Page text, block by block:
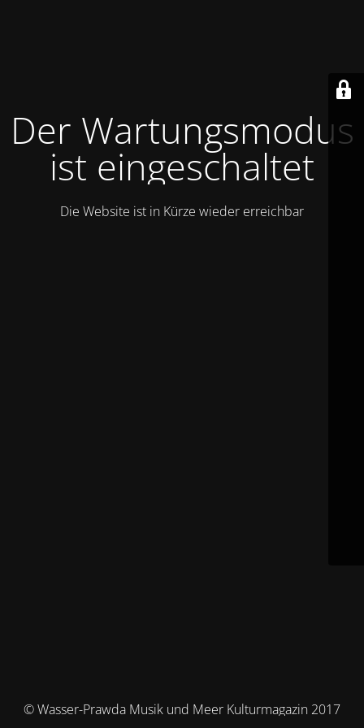
Der Wartungsmodus
ist eingeschaltet
Die Website ist in Kürze wieder erreichbar
© Wasser-Prawda Musik und Meer Kulturmagazin 2017